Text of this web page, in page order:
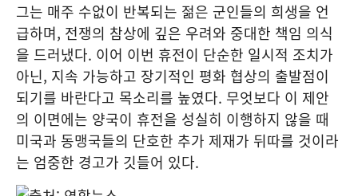
그는 매주 수없이 반복되는 젊은 군인들의 희생을 언
급하며, 전쟁의 참상에 깊은 우려와 중대한 책임 의식
을 드러냈다. 이어 이번 휴전이 단순한 일시적 조치가
아닌, 지속 가능하고 장기적인 평화 협상의 출발점이
되기를 바란다고 목소리를 높였다. 무엇보다 이 제안
의 이면에는 양국이 휴전을 성실히 이행하지 않을 때
미국과 동맹국들의 단호한 추가 제재가 뒤따를 것이라
는 엄중한 경고가 깃들어 있다.